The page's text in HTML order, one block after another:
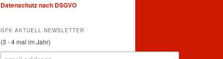
Datenschutz nach DSGVO
GFK AKTUELL NEWSLETTER
(3 - 4 mal im Jahr)